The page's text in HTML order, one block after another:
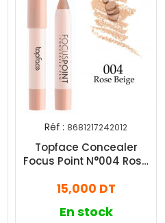
Réf : 8681217242012
Topface Concealer
Focus Point N°004 Rose
15,000 DT
En stock